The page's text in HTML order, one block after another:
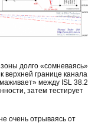
долго «сомневаясь»
верхней границе канала
между ISL 38.2
затем тестирует
очень отрываясь от